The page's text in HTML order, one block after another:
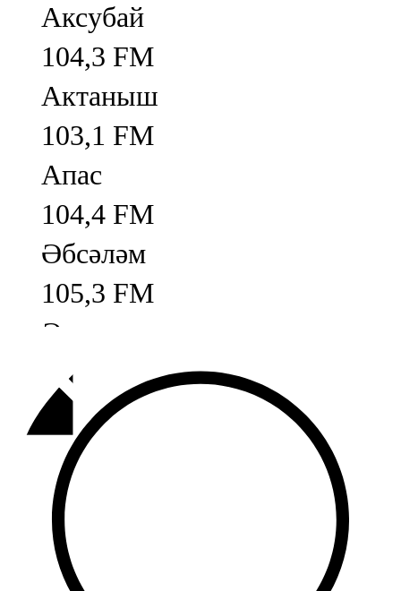
Аксубай
104,3 FM
Актаныш
103,1 FM
Апас
104,4 FM
Әбсәләм
105,3 FM
Әлмәт
92,9 FM
Базарлы матак
107,1 FM
Балык бистәсе
104,9 FM
Баулы